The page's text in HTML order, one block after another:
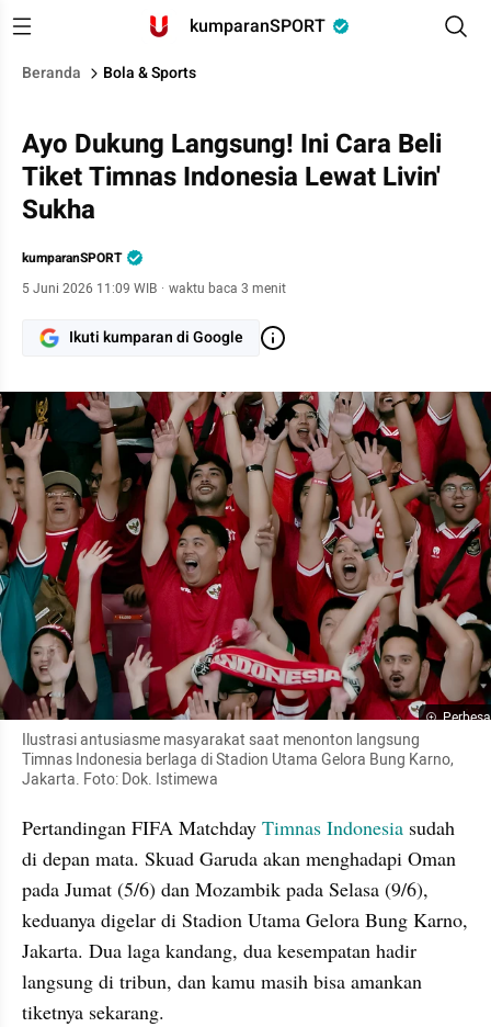
kumparanSPORT
Beranda Bola & Sports
Ayo Dukung Langsung! Ini Cara Beli
Tiket Timnas Indonesia Lewat Livin'
Sukha
kumparanSPORT
5 Juni 2026 11:09 WIB · waktu baca 3 menit
Ikuti kumparan di Google
Ilustrasi antusiasme masyarakat saat menonton langsung
Timnas Indonesia berlaga di Stadion Utama Gelora Bung Karno,
Jakarta. Foto: Dok. Istimewa
Pertandingan FIFA Matchday Timnas Indonesia sudah
di depan mata. Skuad Garuda akan menghadapi Oman
pada Jumat (5/6) dan Mozambik pada Selasa (9/6),
keduanya digelar di Stadion Utama Gelora Bung Karno,
Jakarta. Dua laga kandang, dua kesempatan hadir
langsung di tribun, dan kamu masih bisa amankan
tiketnya sekarang.